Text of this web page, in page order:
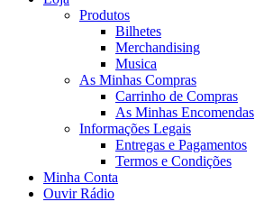
Produtos
Bilhetes
Merchandising
Musica
As Minhas Compras
Carrinho de Compras
As Minhas Encomendas
Informações Legais
Entregas e Pagamentos
Termos e Condições
Minha Conta
Ouvir Rádio